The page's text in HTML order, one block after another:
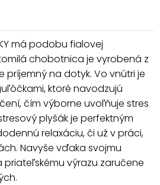
má podobu fialovej
chobotnica je vyrobená z
príjemný na dotyk. Vo vnútri je
ktoré navodzujú
čím výborne uvoľňuje stres
plyšák je perfektným
relaxáciu, či už v práci,
Navyše vďaka svojmu
priateľskému výrazu zaručene